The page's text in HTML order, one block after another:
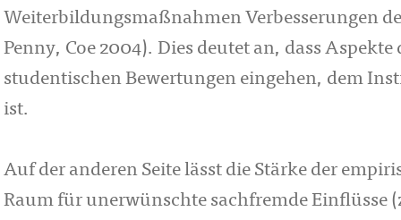
Weiterbildungsmaßnahmen Verbesserungen
Penny, Coe 2004). Dies deutet an, dass
stu­­dentischen Bewertungen eingehen, dem
ist.
Auf der anderen Seite lässt die Stärke der
Raum für unerwünschte sachfremde Einflüsse